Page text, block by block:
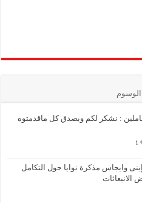
الوسوم
: نشكر لكم وبصدق كل ماقدمتوه
1
إينى وايجاس مذكرة نوايا حول التكامل
الانبعاثات